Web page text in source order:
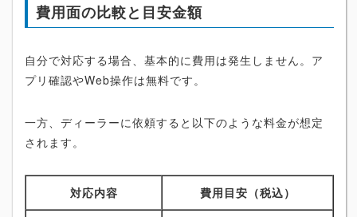
費用面の比較と目安金額
自分で対応する場合、基本的に費用は発生しません。ア
プリ確認やWeb操作は無料です。
一方、ディーラーに依頼すると以下のような料金が想定
されます。
対応内容 費用目安（税込）